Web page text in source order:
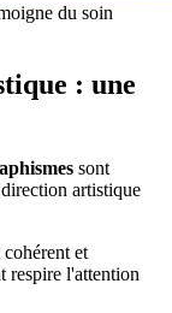
du soin
: une
sont
artistique
et
respire l'attention